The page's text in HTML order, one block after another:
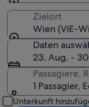
Zielort
Wien (VIE-
Daten
23. Aug. -
Passagiere,
1 Passagier,
Unterkunft